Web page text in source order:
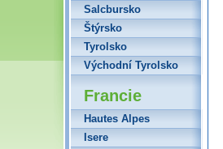
Salcbursko
Štýrsko
Tyrolsko
Východní Tyrolsko
Francie
Hautes Alpes
Isere